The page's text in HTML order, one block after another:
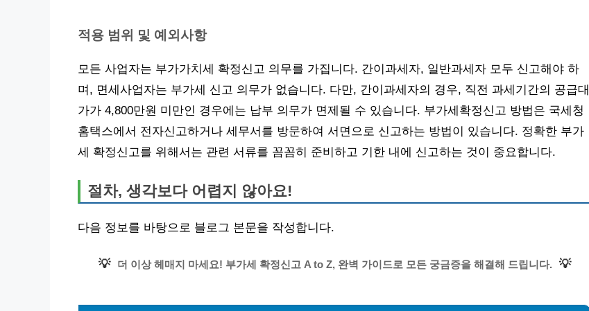
적용 범위 및 예외사항
모든 사업자는 부가가치세 확정신고 의무를 가집니다. 간이과세자, 일반과세자 모두 신고해야 하
며, 면세사업자는 부가세 신고 의무가 없습니다. 다만, 간이과세자의 경우, 직전 과세기간의 공급대
가가 4,800만원 미만인 경우에는 납부 의무가 면제될 수 있습니다. 부가세확정신고 방법은 국세청
홈택스에서 전자신고하거나 세무서를 방문하여 서면으로 신고하는 방법이 있습니다. 정확한 부가
세 확정신고를 위해서는 관련 서류를 꼼꼼히 준비하고 기한 내에 신고하는 것이 중요합니다.
절차, 생각보다 어렵지 않아요!
다음 정보를 바탕으로 블로그 본문을 작성합니다.
💡 더 이상 헤매지 마세요! 부가세 확정신고 A to Z, 완벽 가이드로 모든 궁금증을 해결해 드립니다. 💡